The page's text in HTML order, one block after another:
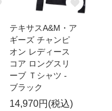
テキサスA&M・ア
ギーズ チャンピ
オン レディース
コア ロングスリ
ーブ Ｔシャツ -
ブラック
14,970円(税込)